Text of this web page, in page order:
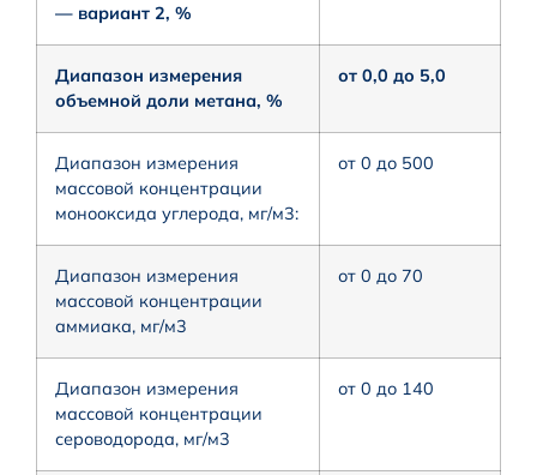
— вариант 2, %
Диапазон измерения
объемной доли метана, %
от 0,0 до 5,0
Диапазон измерения
массовой концентрации
монооксида углерода, мг/м3:
от 0 до 500
Диапазон измерения
массовой концентрации
аммиака, мг/м3
от 0 до 70
Диапазон измерения
массовой концентрации
сероводорода, мг/м3
от 0 до 140